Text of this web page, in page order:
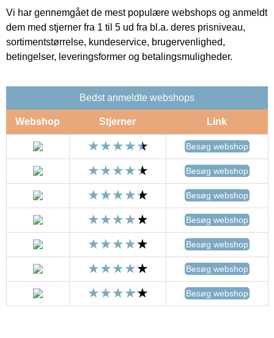
Vi har gennemgået de mest populære webshops og anmeldt
dem med stjerner fra 1 til 5 ud fra bl.a. deres prisniveau,
sortimentstørrelse, kundeservice, brugervenlighed,
betingelser, leveringsformer og betalingsmuligheder.
Bedst anmeldte webshops
Webshop Stjerner Link
Besøg webshop
Besøg webshop
Besøg webshop
Besøg webshop
Besøg webshop
Besøg webshop
Besøg webshop